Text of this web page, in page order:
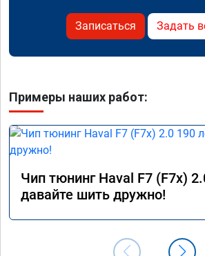
Записаться Задать
Примеры наших работ:
Чип тюнинг Haval F7 (F7x)
давайте шить дружно!